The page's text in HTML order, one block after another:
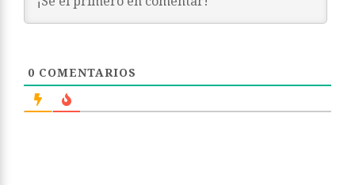
0 COMENTARIOS